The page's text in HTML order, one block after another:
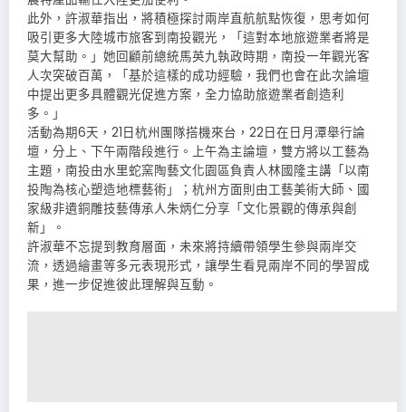
此外，許淑華指出，將積極探討兩岸直航航點恢復，思考如何
吸引更多大陸城市旅客到南投觀光，「這對本地旅遊業者將是
莫大幫助。」她回顧前總統馬英九執政時期，南投一年觀光客
人次突破百萬，「基於這樣的成功經驗，我們也會在此次論壇
中提出更多具體觀光促進方案，全力協助旅遊業者創造利
多。」
活動為期6天，21日杭州團隊搭機來台，22日在日月潭舉行論
壇，分上、下午兩階段進行。上午為主論壇，雙方將以工藝為
主題，南投由水里蛇窯陶藝文化園區負責人林國隆主講「以南
投陶為核心塑造地標藝術」；杭州方面則由工藝美術大師、國
家級非遺銅雕技藝傳承人朱炳仁分享「文化景觀的傳承與創
新」。
許淑華不忘提到教育層面，未來將持續帶領學生參與兩岸交
流，透過繪畫等多元表現形式，讓學生看見兩岸不同的學習成
果，進一步促進彼此理解與互動。